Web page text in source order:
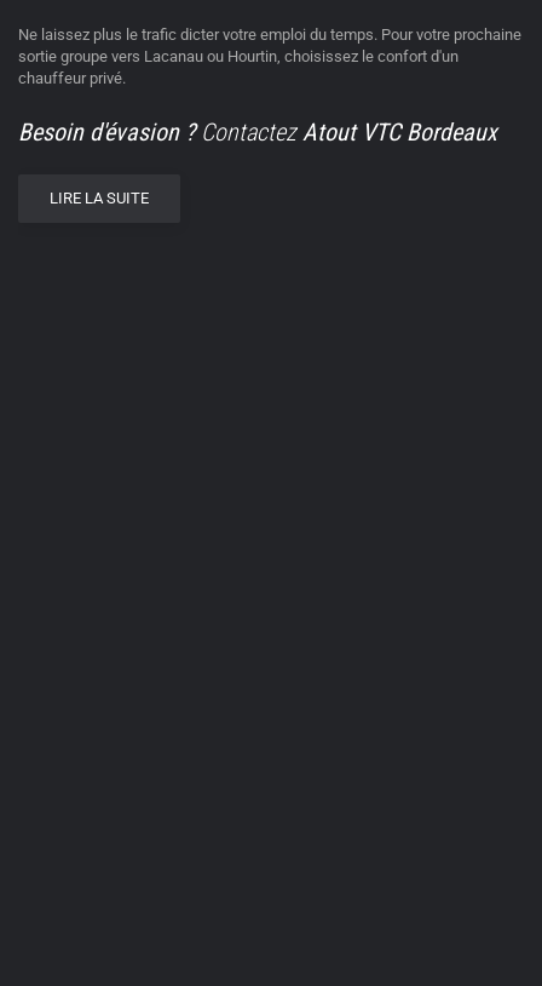
Ne laissez plus le trafic dicter votre emploi du temps. Pour votre prochaine
sortie groupe vers Lacanau ou Hourtin, choisissez le confort d'un
chauffeur privé.
Besoin d'évasion ?Contactez Atout VTC Bordeaux
LIRE LA SUITE